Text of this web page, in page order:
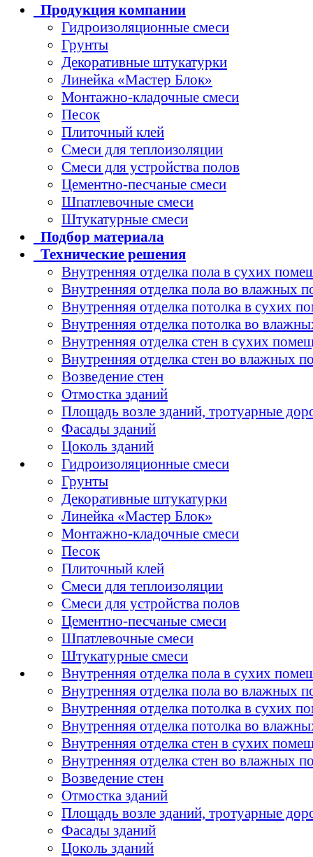
Продукция компании
Гидроизоляционные смеси
Грунты
Декоративные штукатурки
Линейка «Мастер Блок»
Монтажно-кладочные смеси
Песок
Плиточный клей
Смеси для теплоизоляции
Смеси для устройства полов
Цементно-песчаные смеси
Шпатлевочные смеси
Штукатурные смеси
Подбор материала
Технические решения
Внутренняя отделка пола в сухих
Внутренняя отделка пола во влажных
Внутренняя отделка потолка в сухих
Внутренняя отделка потолка во
Внутренняя отделка стен в сухих
Внутренняя отделка стен во влажных
Возведение стен
Отмостка зданий
Площадь возле зданий, тротуарные
Фасады зданий
Цоколь зданий
Гидроизоляционные смеси
Грунты
Декоративные штукатурки
Линейка «Мастер Блок»
Монтажно-кладочные смеси
Песок
Плиточный клей
Смеси для теплоизоляции
Смеси для устройства полов
Цементно-песчаные смеси
Шпатлевочные смеси
Штукатурные смеси
Внутренняя отделка пола в сухих
Внутренняя отделка пола во влажных
Внутренняя отделка потолка в сухих
Внутренняя отделка потолка во
Внутренняя отделка стен в сухих
Внутренняя отделка стен во влажных
Возведение стен
Отмостка зданий
Площадь возле зданий, тротуарные
Фасады зданий
Цоколь зданий